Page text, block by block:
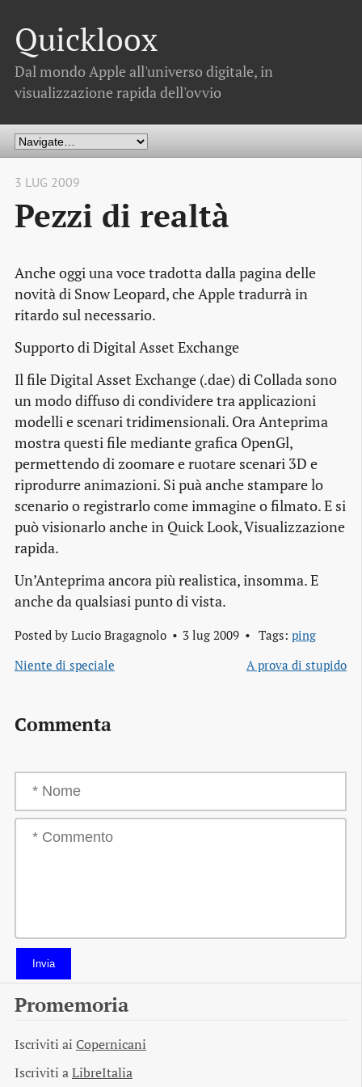
Quickloox
Dal mondo Apple all'universo digitale, in
visualizzazione rapida dell'ovvio
3 LUG 2009
Pezzi di realtà
Anche oggi una voce tradotta dalla pagina delle
novità di Snow Leopard, che Apple tradurrà in
ritardo sul necessario.
Supporto di Digital Asset Exchange
Il file Digital Asset Exchange (.dae) di Collada sono
un modo diffuso di condividere tra applicazioni
modelli e scenari tridimensionali. Ora Anteprima
mostra questi file mediante grafica OpenGl,
permettendo di zoomare e ruotare scenari 3D e
riprodurre animazioni. Si puà anche stampare lo
scenario o registrarlo come immagine o filmato. E si
può visionarlo anche in Quick Look, Visualizzazione
rapida.
Un’Anteprima ancora più realistica, insomma. E
anche da qualsiasi punto di vista.
Posted by Lucio Bragagnolo 3 lug 2009 Tags: ping
Niente di speciale
A prova di stupido
Commenta
Invia
Promemoria
Iscriviti ai Copernicani
Iscriviti aLibreItalia